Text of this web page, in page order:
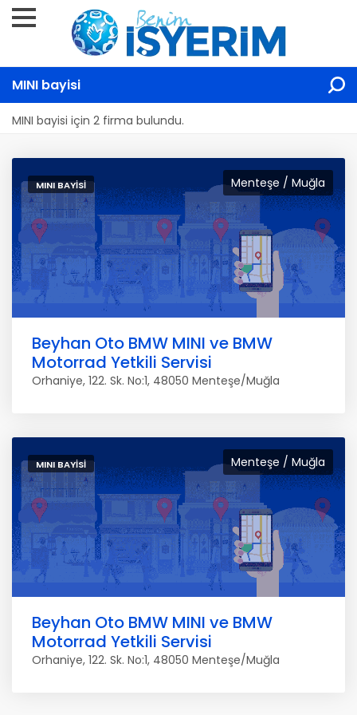
MINI bayisi
MINI bayisi için 2 firma bulundu.
Menteşe / Muğla
MINI BAYISI
Beyhan Oto BMW MINI ve BMW
Motorrad Yetkili Servisi
Orhaniye, 122. Sk. No:1, 48050 Menteşe/Muğla
Menteşe / Muğla
MINI BAYISI
Beyhan Oto BMW MINI ve BMW
Motorrad Yetkili Servisi
Orhaniye, 122. Sk. No:1, 48050 Menteşe/Muğla